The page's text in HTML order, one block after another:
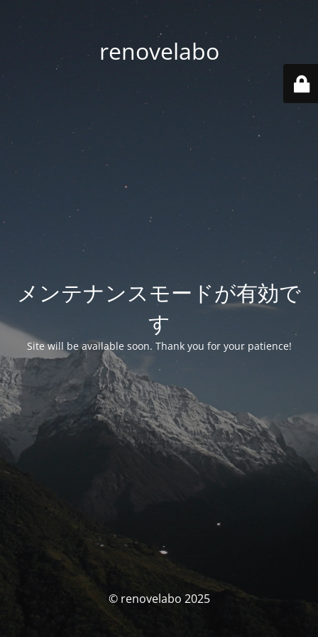
renovelabo
メンテナンスモードが有効で
す
Site will be available soon. Thank you for your patience!
© renovelabo 2025